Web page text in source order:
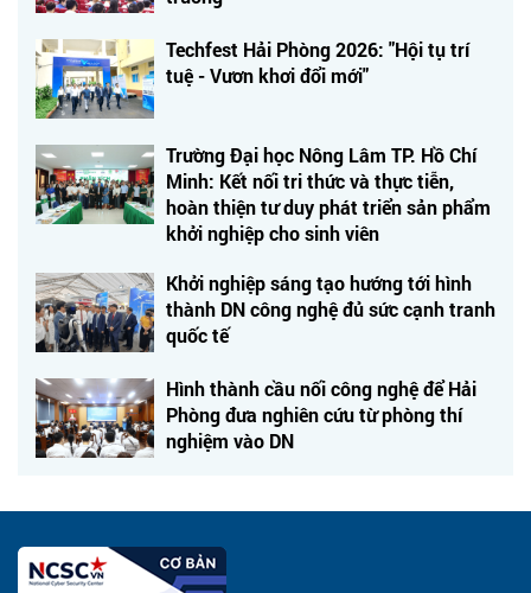
Techfest Hải Phòng 2026: "Hội tụ trí
tuệ - Vươn khơi đổi mới"
Trường Đại học Nông Lâm TP. Hồ Chí
Minh: Kết nối tri thức và thực tiễn,
hoàn thiện tư duy phát triển sản phẩm
khởi nghiệp cho sinh viên
Khởi nghiệp sáng tạo hướng tới hình
thành DN công nghệ đủ sức cạnh tranh
quốc tế
Hình thành cầu nối công nghệ để Hải
Phòng đưa nghiên cứu từ phòng thí
nghiệm vào DN